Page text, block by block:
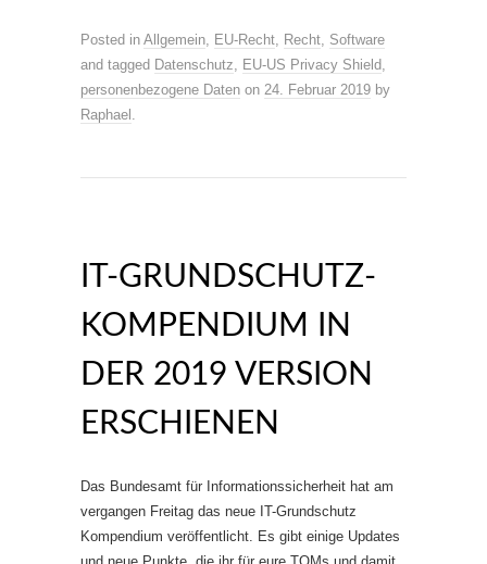
Posted in Allgemein, EU-Recht, Recht, Software
and tagged Datenschutz, EU-US Privacy Shield,
personenbezogene Daten on 24. Februar 2019 by
Raphael .
IT-GRUNDSCHUTZ-
KOMPENDIUM IN
DER 2019 VERSION
ERSCHIENEN
Das Bundesamt für Informationssicherheit hat am
vergangen Freitag das neue IT-Grundschutz
Kompendium veröffentlicht. Es gibt einige Updates